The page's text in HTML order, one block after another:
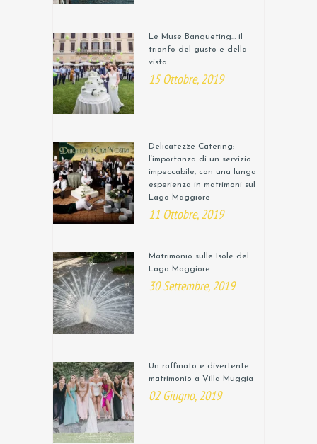
Le Muse Banqueting… il
trionfo del gusto e della
vista
15 Ottobre, 2019
Delicatezze Catering:
l’importanza di un servizio
impeccabile, con una lunga
esperienza in matrimoni sul
Lago Maggiore
11 Ottobre, 2019
Matrimonio sulle Isole del
Lago Maggiore
30 Settembre, 2019
Un raffinato e divertente
matrimonio a Villa Muggia
02 Giugno, 2019